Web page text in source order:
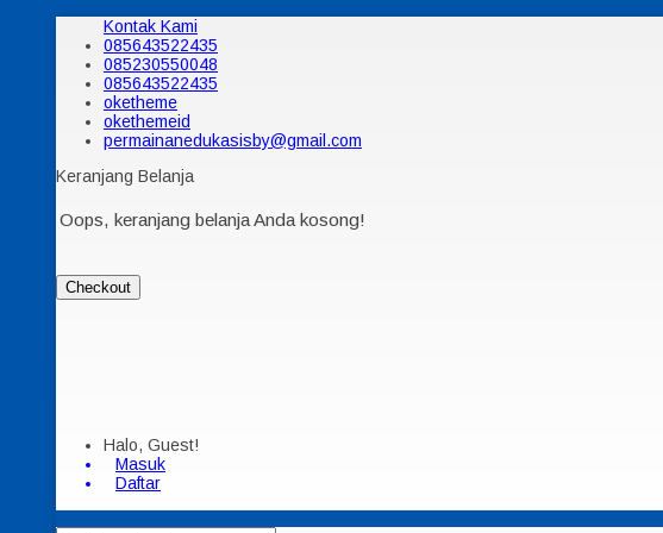
Kontak Kami
085643522435
085230550048
085643522435
oketheme
okethemeid
permainanedukasisby@gmail.com
Keranjang Belanja
Oops, keranjang belanja Anda kosong!
Checkout
Halo, Guest!
Masuk
Daftar